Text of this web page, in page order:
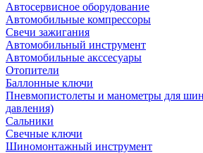
Автосервисное оборудование
Автомобильные компрессоры
Свечи зажигания
Автомобильный инструмент
Автомобильные акссесуары
Отопители
Баллонные ключи
Пневмопистолеты и манометры для
давления)
Сальники
Свечные ключи
Шиномонтажный инструмент